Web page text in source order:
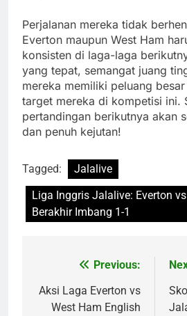
Perjalanan mereka tidak
Everton maupun West Ham
konsisten di laga-laga
yang tepat, semangat juang
mereka memiliki peluang
target mereka di kompetisi ini.
pertandingan berikutnya akan
dan penuh kejutan!
Tagged:
Jalalive
Liga Inggris Jalalive: Everton
Berakhir Imbang 1-1
navigation
Previous:
Aksi Laga Everton vs
West Ham English